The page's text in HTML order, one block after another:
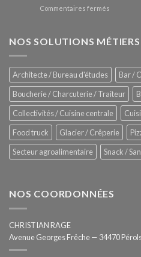
de
Commentaires fermés
Zitrux
–
Hygiène
totale
NOS SOLUTIONS MÉTIERS
Architecte / Bureau d'études
Bar /
Boucherie / Charcuterie / Traiteur
Collectivités / Cuisine centrale
Food truck
Glacier / Crêperie
Secteur agroalimentaire
Snack /
NOS COORDONNÉES
CHRISTIAN RAGE
Avenue Georges Frêche — 34470